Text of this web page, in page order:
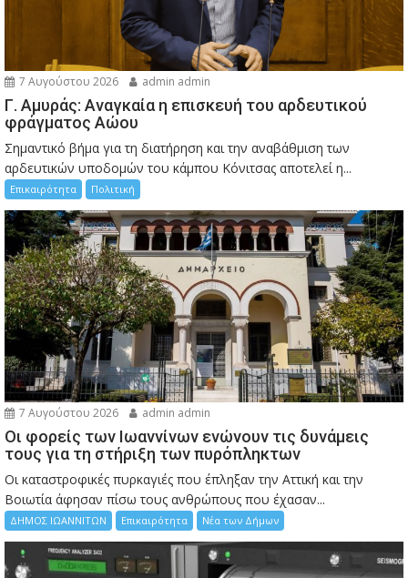
7 Αυγούστου 2026 admin admin
Γ. Αμυράς: Αναγκαία η επισκευή του αρδευτικού
φράγματος Αώου
Σημαντικό βήμα για τη διατήρηση και την αναβάθμιση των
αρδευτικών υποδομών του κάμπου Κόνιτσας αποτελεί η...
Επικαιρότητα Πολιτική
7 Αυγούστου 2026 admin admin
Οι φορείς των Ιωαννίνων ενώνουν τις δυνάμεις
τους για τη στήριξη των πυρόπληκτων
Οι καταστροφικές πυρκαγιές που έπληξαν την Αττική και την
Bοιωτία άφησαν πίσω τους ανθρώπους που έχασαν...
ΔΗΜΟΣ ΙΩΑΝΝΙΤΩΝ Επικαιρότητα Νέα των Δήμων